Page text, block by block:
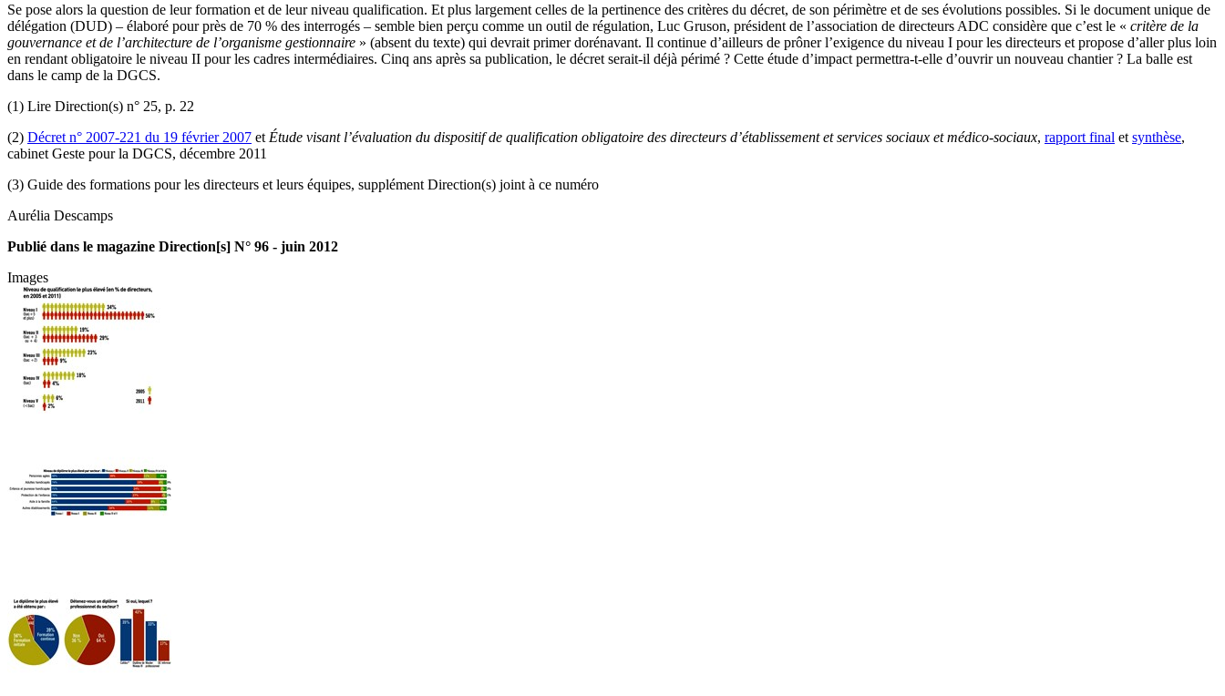
Se pose alors la question de leur formation et de leur niveau qualification. Et plus largement celles de la pertinence des critères du décret, de son périmètre et de ses évolutions possibles. Si le document unique de
délégation (DUD) – élaboré pour près de 70 % des interrogés – semble bien perçu comme un outil de régulation, Luc Gruson, président de l’association de directeurs ADC considère que c’est le « critère de la
gouvernance et de l’architecture de l’organisme gestionnaire » (absent du texte) qui devrait primer dorénavant. Il continue d’ailleurs de prôner l’exigence du niveau I pour les directeurs et propose d’aller plus loin
en rendant obligatoire le niveau II pour les cadres intermédiaires. Cinq ans après sa publication, le décret serait-il déjà périmé ? Cette étude d’impact permettra-t-elle d’ouvrir un nouveau chantier ? La balle est
dans le camp de la DGCS.
(1) Lire Direction(s) n° 25, p. 22
(2) Décret n° 2007-221 du 19 février 2007 et Étude visant l’évaluation du dispositif de qualification obligatoire des directeurs d’établissement et services sociaux et médico-sociaux, rapport final et synthèse,
cabinet Geste pour la DGCS, décembre 2011
(3) Guide des formations pour les directeurs et leurs équipes, supplément Direction(s) joint à ce numéro
Aurélia Descamps
Publié dans le magazine Direction[s] N° 96 - juin 2012
Images